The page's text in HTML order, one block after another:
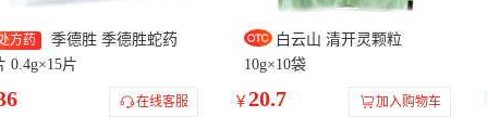
方药
季德胜 季德胜蛇药
0.4g×15片
在线客服
白云山 清开灵颗粒
10g×10袋
￥ 20.7 加入购物车